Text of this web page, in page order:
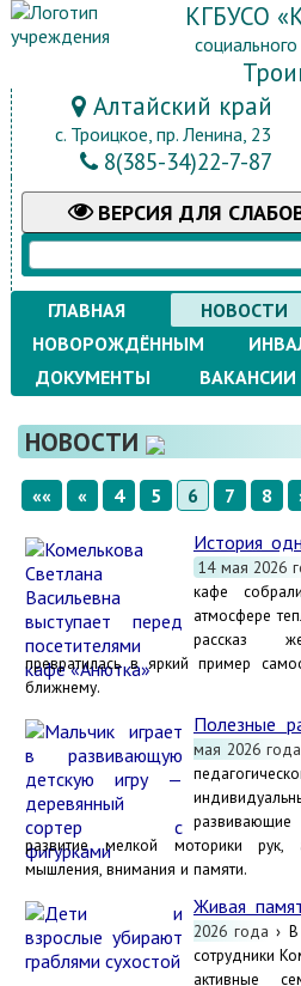
КГБУСО
Алтайский край
с. Троицкое, пр. Ленина, 23
8(385-34)22-7-87
ВЕРСИЯ ДЛЯ
ГЛАВНАЯ НОВОСТИ
НОВОРОЖДЁННЫМ
ДОКУМЕНТЫ
ВАКАНСИИ
НОВОСТИ
«« « 4 5 6 7 8
История
14 мая 2026
кафе
атмосфере
рассказ
превратилась в яркий пример
ближнему.
Полезные
мая 2026 года
развитие мелкой моторики рук,
мышления, внимания и памяти.
Живая
2026 года ›
сотрудники
активные